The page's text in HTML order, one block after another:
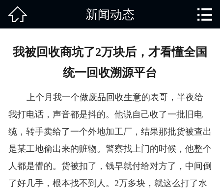
回收范围
服务项目
新闻动态
免责说明
 新闻动态 
我被回收商坑了2万块后，才看懂全国
统一回收溯源平台
上个月我一个做废品回收生意的表哥，半夜给
我打电话，声音都是抖的。他说自己收了一批旧电
缆，转手卖给了一个外地加工厂，结果那批货被查出
是某工地偷出来的赃物。警察找上门的时候，他整个
人都是懵的。货被扣了，钱早就付给对方了，中间倒
了好几手，根本找不到人。2万多块，就这么打了水